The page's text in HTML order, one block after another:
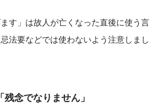
す」は故人が亡くなった直後に使う言
法要などでは使わないよう注意しまし
残念でなりません」